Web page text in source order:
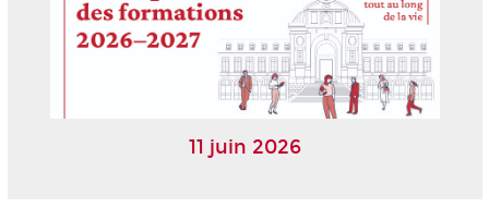
11 juin 2026